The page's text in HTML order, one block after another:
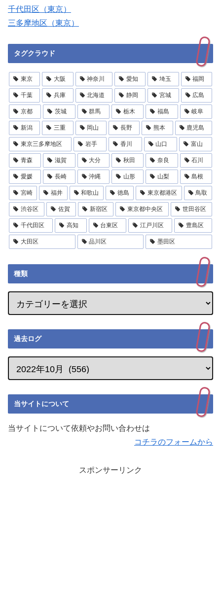
千代田区（東京）
三多摩地区（東京）
タグクラウド
東京 大阪 神奈川 愛知 埼玉 福岡
千葉 兵庫 北海道 静岡 宮城 広島
京都 茨城 群馬 栃木 福島 岐阜
新潟 三重 岡山 長野 熊本 鹿児島
東京三多摩地区 岩手 香川 山口 富山
青森 滋賀 大分 秋田 奈良 石川
愛媛 長崎 沖縄 山形 山梨 島根
宮崎 福井 和歌山 徳島 東京都港区 鳥取
渋谷区 佐賀 新宿区 東京都中央区 世田谷区
千代田区 高知 台東区 江戸川区 豊島区
大田区 品川区 墨田区
種類
過去ログ
当サイトについて
当サイトについて依頼やお問い合わせは
コチラのフォームから
スポンサーリンク